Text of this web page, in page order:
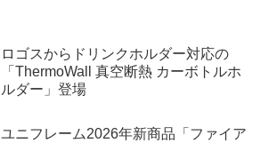
ロゴスからドリンクホルダー対応の
「ThermoWall 真空断熱 カーボトルホ
ルダー」登場
ユニフレーム2026年新商品「ファイア